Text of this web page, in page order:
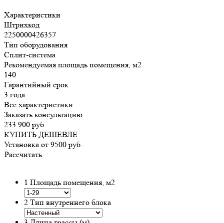
Характеристики
Штрихкод
2250000426357
Тип оборудования
Сплит-система
Рекомендуемая площадь помещения, м2
140
Гарантийный срок
3 года
Все характеристики
Заказать консультацию
233 900 руб.
КУПИТЬ ДЕШЕВЛЕ
Установка от 9500 руб.
Рассчитать
1 Площадь помещения, м2
2 Тип внутреннего блока